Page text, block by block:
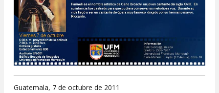
Guatemala, 7 de octubre de 2011